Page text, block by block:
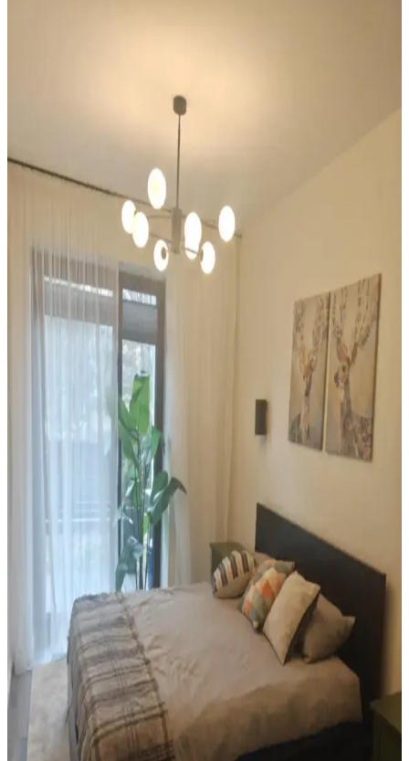
alanlarının estetik ve fonksiyonelliğini nasıl etkilediği inceleniyor.
Veranda Dekorasyonunda Bitki Seçimi, Aydınlatma
ve Mobilya Düzenlemeleriyle Estetik İyileştirme
Yöntemleri
Veranda dekorasyonunda bitkiler, halılar, aydınlatma ve mobilyaların
uyumlu kullanımı mekânı daha davetkâr ve fonksiyonel kılar. Doğru
seçimler verandanın atmosferini ve dış görünümünü güçlendirir.
Mutfak Dekorasyonunda Tezgah Arkası ve Dolap
Renkleri: Estetik ve Fonksiyonel Çözümler
Mutfak dekorasyonunda tezgah arkası değiştirme, dolaplarda ikili
tonlama ve altın aksesuar kullanımı estetik ve fonksiyonel bir denge
sağlar. Doğru renk ve malzeme seçimi mekanın havasını belirler.
Oturma ve Yemek Alanlarında Konfor ve Estetik
İçin Mekan Düzenleme Yöntemleri
Oturma ve yemek alanlarının düzenlenmesinde mobilya yerleşimi,
aydınlatma, dekorasyon ve renk kullanımı gibi unsurların dengeli
uygulanması konfor ve estetik sağlar. Mekanlar hem fonksiyonel
hem görsel açıdan iyileştirilir.
Mutfak Dekorasyonunda Aydınlatma, Renk ve
Düzenle Pratik İyileştirme Yöntemleri
Mutfak dekorasyonunda aydınlatma, renk uyumu ve düzenleme
teknikleriyle koyu renkli dolaplar ve siyah buzdolabı gibi unsurlar
uyumlu hale getirilir. Bitkiler ve aksesuarlar atmosferi canlandırır.
1960'lar Banyosunu Modernize Etmek İçin Renk,
Malzeme ve Tasarım Önerileri
1960'lar banyolarını modernleştirmek için renk dengesi,
mikroçimento duvarlar, şeffaf duş perdeleri ve pirinç donanımlar
kullanılarak ferah ve estetik bir ortam yaratılabilir.